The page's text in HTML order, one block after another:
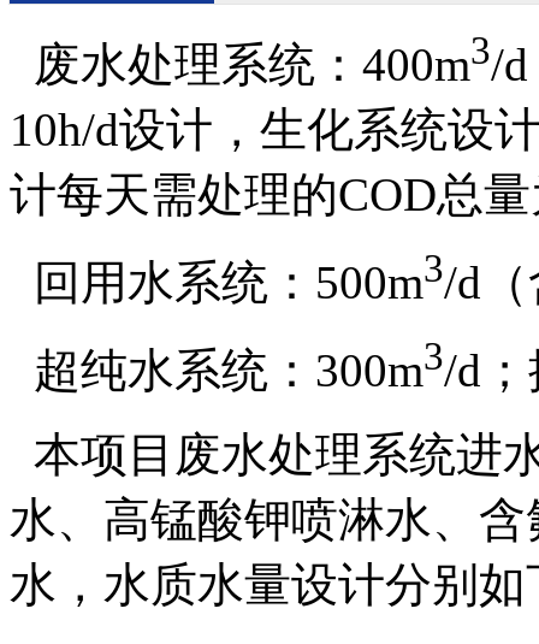
废水处理系统：400m3/
10h/d设计，生化系统设
计每天需处理的COD总
回用水系统：500m3/d
超纯水系统：300m3/d
本项目废水处理系统进
水、高锰酸钾喷淋水、
水，水质水量设计分别如